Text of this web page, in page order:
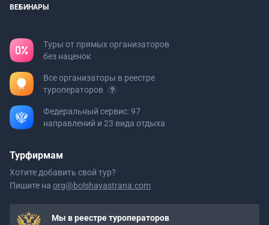
ВЕБИНАРЫ
Туры от прямых организаторов
без наценок
Все организаторы в реестре
туроператоров
Федеральный сервис: 97
направлений и 23 вида отдыха
Турфирмам
Хотите добавить свой тур?
Пишите на org@bolshayastrana.com
Мы в реестре туроператоров